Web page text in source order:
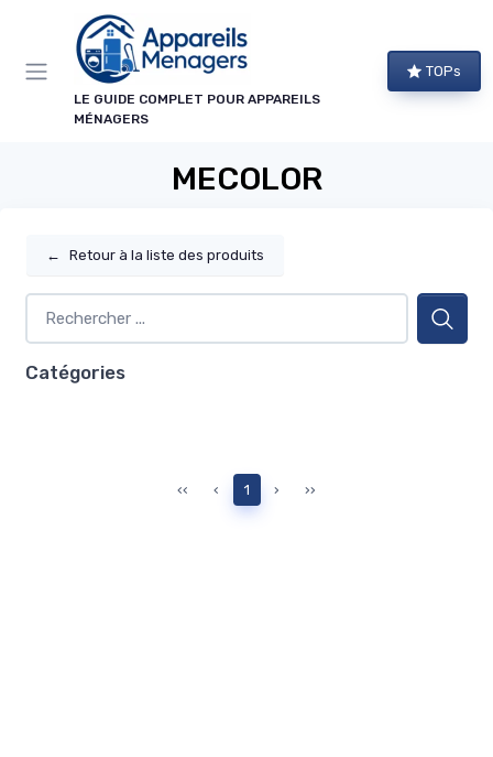
LE GUIDE COMPLET POUR APPAREILS
MÉNAGERS
TOPs
MECOLOR
← Retour à la liste des produits
Catégories
‹‹ ‹ 1 › ››
Panneau de gestion des cookies